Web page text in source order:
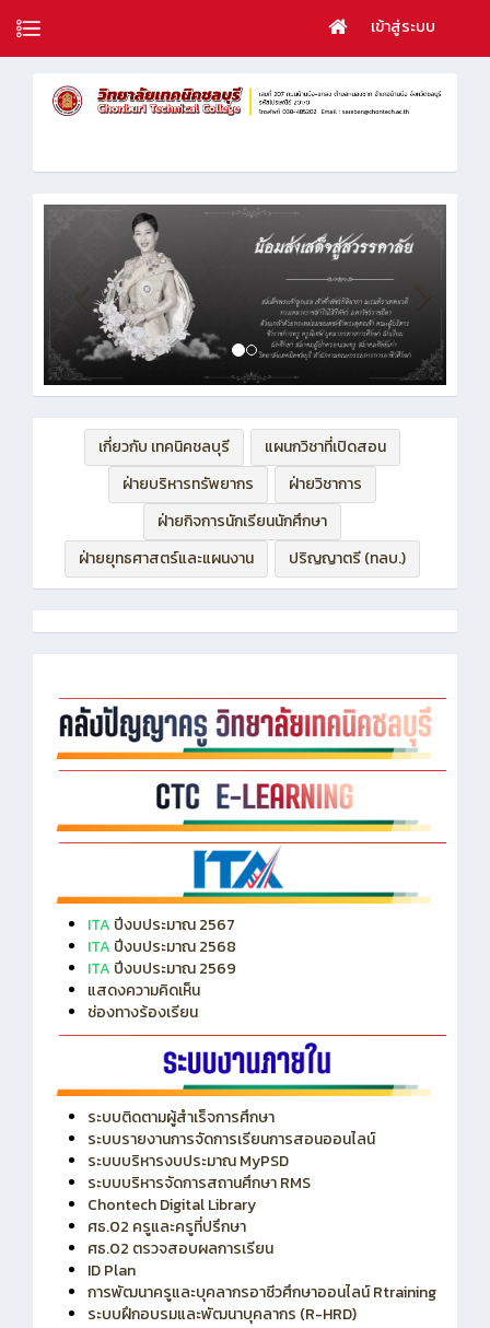
เข้าสู่ระบบ
เกี่ยวกับ เทคนิคชลบุรี
แผนกวิชาที่เปิดสอน
ฝ่ายบริหารทรัพยากร
ฝ่ายวิชาการ
ฝ่ายกิจการนักเรียนนักศึกษา
ฝ่ายยุทธศาสตร์และแผนงาน
ปริญญาตรี (ทลบ.)
ITA ปีงบประมาณ 2567
ITA ปีงบประมาณ 2568
ITA ปีงบประมาณ 2569
แสดงความคิดเห็น
ช่องทางร้องเรียน
ระบบติดตามผู้สำเร็จการศึกษา
ระบบรายงานการจัดการเรียนการสอนออนไลน์
ระบบบริหารงบประมาณ MyPSD
ระบบบริหารจัดการสถานศึกษา RMS
Chontech Digital Library
ศธ.02 ครูและครูที่ปรึกษา
ศธ.02 ตรวจสอบผลการเรียน
ID Plan
การพัฒนาครูและบุคลากรอาชีวศึกษาออนไลน์ Rtraining
ระบบฝึกอบรมและพัฒนาบุคลากร (R-HRD)